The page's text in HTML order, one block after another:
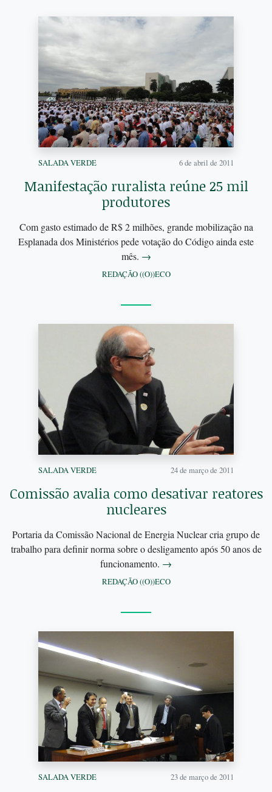
SALADA VERDE 6 de abril de 2011
Manifestação ruralista reúne 25 mil
produtores
Com gasto estimado de R$ 2 milhões, grande mobilização na
Esplanada dos Ministérios pede votação do Código ainda este
mês. →
REDAÇÃO ((O))ECO
SALADA VERDE 24 de março de 2011
Comissão avalia como desativar reatores
nucleares
Portaria da Comissão Nacional de Energia Nuclear cria grupo de
trabalho para definir norma sobre o desligamento após 50 anos de
funcionamento. →
REDAÇÃO ((O))ECO
SALADA VERDE 23 de março de 2011